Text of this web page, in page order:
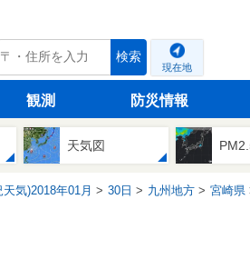
検索
現在地
観測 防災情報
天気図
気)2018年01月 30日 九州地方 宮崎県